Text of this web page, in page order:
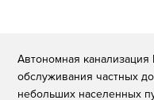
Автономная
обслуживания частных
небольших населенных